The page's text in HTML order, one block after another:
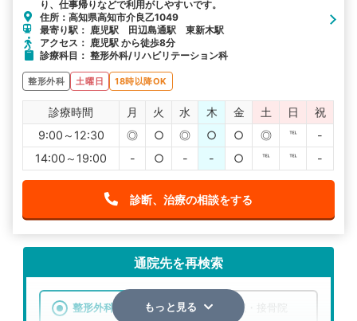
り、仕事帰りなどで利用がしやすいです。
住所：高知県高知市介良乙1049
最寄り駅： 鹿児駅 田辺島通駅 東新木駅
アクセス： 鹿児駅 から徒歩8分
診療科目： 整形外科/リハビリテーション科
整形外科 土曜日 18時以降OK
診療時間 月 火 水 木 金 土 日
祝
9:00～12:30
◎ ○ ◎ ○ ○ ◎ ℡
-
14:00～19:00
- ○ - - ○ ℡ ℡ -
診断、治療の相談をする
通院先を再検索
整形外科 整骨院・接骨院
もっと見る